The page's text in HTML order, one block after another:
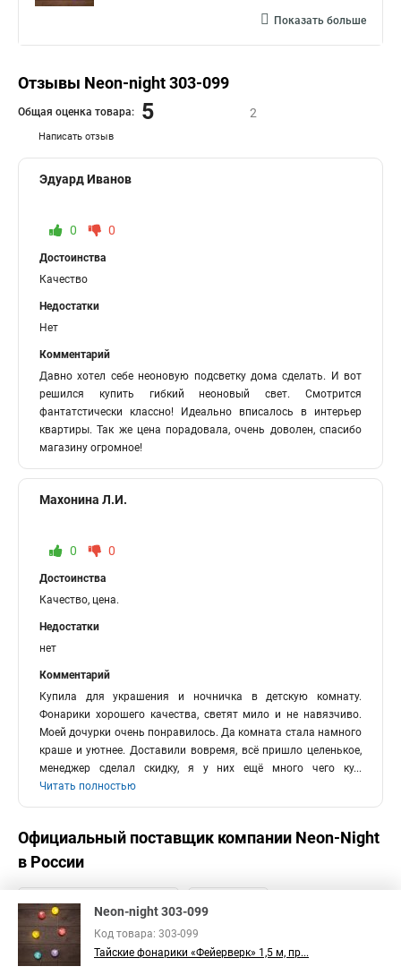
Показать больше
Отзывы Neon-night 303-099
Написать отзыв
Общая оценка товара: 5 2
Эдуард Иванов
0 0
Достоинства
Качество
Недостатки
Нет
Комментарий
Давно хотел себе неоновую подсветку дома сделать. И вот
решился купить гибкий неоновый свет. Смотрится
фантатстически классно! Идеально вписалось в интерьер
квартиры. Так же цена порадовала, очень доволен, спасибо
магазину огромное!
Махонина Л.И.
0 0
Достоинства
Качество, цена.
Недостатки
нет
Комментарий
Купила для украшения и ночничка в детскую комнату.
Фонарики хорошего качества, светят мило и не навязчиво.
Моей дочурки очень понравилось. Да комната стала намного
краше и уютнее. Доставили вовремя, всё пришло целенькое,
менеджер сделал скидку, я у них ещё много чего ку...
Читать полностью
Официальный поставщик компании Neon-Night
в России
Neon-night 303-099
Код товара: 303-099
Тайские фонарики «Фейерверк» 1,5 м, пр...